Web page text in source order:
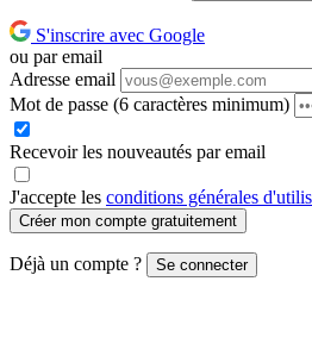
S'inscrire avec Google
ou par email
Adresse email
Mot de passe (6 caractères minimum)
Recevoir les nouveautés par email
J'accepte les conditions générales
Créer mon compte gratuitement
Déjà un compte ? Se connecter